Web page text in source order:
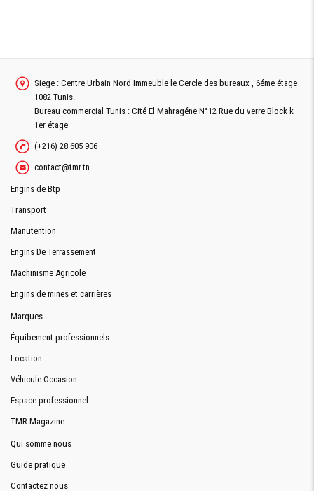
Siege : Centre Urbain Nord Immeuble le Cercle des bureaux , 6éme étage
1082 Tunis.
Bureau commercial Tunis : Cité El Mahragéne N°12 Rue du verre Block k
1er étage
(+216) 28 605 906
contact@tmr.tn
Engins de Btp
Transport
Manutention
Engins De Terrassement
Machinisme Agricole
Engins de mines et carrières
Marques
Équibement professionnels
Location
Véhicule Occasion
Espace professionnel
TMR Magazine
Qui somme nous
Guide pratique
Contactez nous